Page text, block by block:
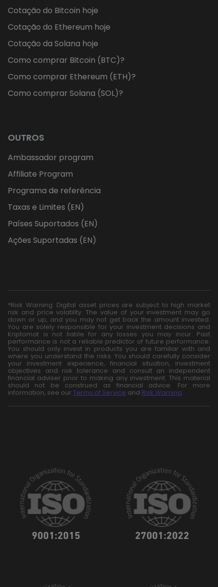
Cotação do Bitcoin hoje
Cotação do Ethereum hoje
Cotação da Solana hoje
Como comprar Bitcoin (BTC)?
Como comprar Ethereum (ETH)?
Como comprar Solana (SOL)?
OUTROS
Ambassador program
Affiliate Program
Programa de referência
Taxas e Limites (EN)
Países Suportados (EN)
Ações Suportadas (EN)
*Risk Warning: Digital asset prices are subject to high market
risk and price volatility. The value of your investment may go
down or up, and you may not get back the amount invested.
You are solely responsible for your investment decisions and
Kriptomat is not liable for any losses you may incur. Past
performance is not a reliable predictor of future performance.
You should only invest in products you are familiar with and
where you understand the risks. You should carefully consider
your investment experience, financial situation, investment
objectives and risk tolerance and consult an independent
financial adviser prior to making any investment. This material
should not be construed as financial advice. For more
information, see our Terms of Service and Risk Warning.